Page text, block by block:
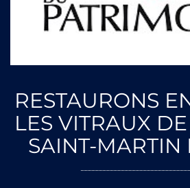
RESTAURONS
LES VITRAUX
SAINT-MARTIN